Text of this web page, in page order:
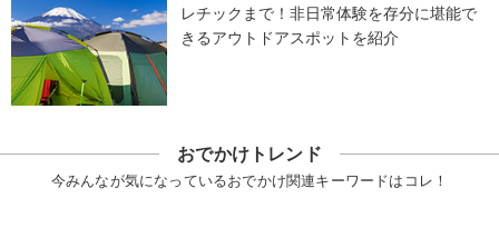
レチックまで！非日常体験を存分に堪能で
きるアウトドアスポットを紹介
おでかけトレンド
今みんなが気になっているおでかけ関連キーワードはコレ！